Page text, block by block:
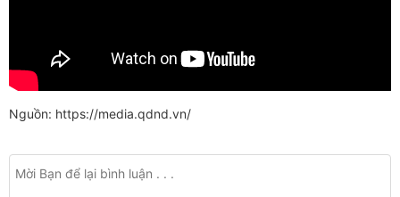
Nguồn: https://media.qdnd.vn/